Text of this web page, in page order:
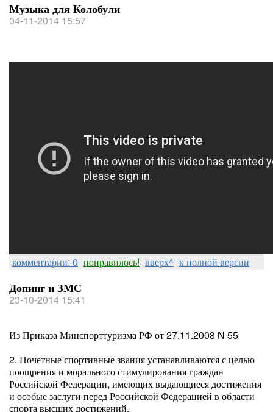
Музыка для Колобули
04-11-2014 15:57
комментарии: 0 понравилось! вверх^ к полной версии
Допинг и ЗМС
23-10-2014 15:41
Из Приказа Минспорттуризма РФ от 27.11.2008 N 55
2. Почетные спортивные звания устанавливаются с целью
поощрения и морального стимулирования граждан
Российской Федерации, имеющих выдающиеся достижения
и особые заслуги перед Российской Федерацией в области
спорта высших достижений.